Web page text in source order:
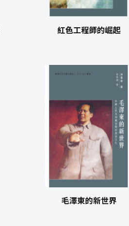
紅色工程師的崛起
毛澤東的新世界